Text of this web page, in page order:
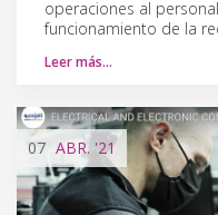
operaciones al
funcionamiento de la
Leer más…
07 ABR. '21